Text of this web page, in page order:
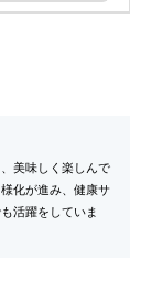
美味しく楽しんで
化が進み、健康サ
活躍をしていま